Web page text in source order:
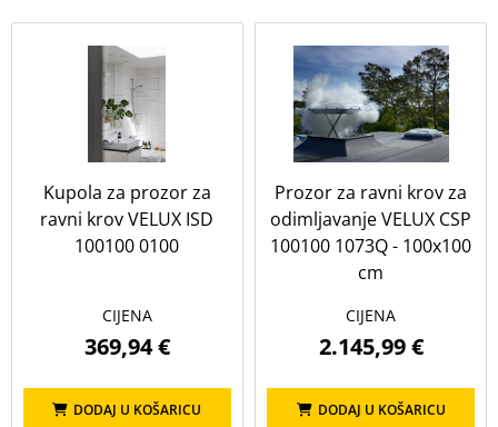
Kupola za prozor za
ravni krov VELUX ISD
100100 0100
CIJENA
369,94 €
DODAJ U KOŠARICU
Prozor za ravni krov za
odimljavanje VELUX CSP
100100 1073Q - 100x100
cm
CIJENA
2.145,99 €
DODAJ U KOŠARICU